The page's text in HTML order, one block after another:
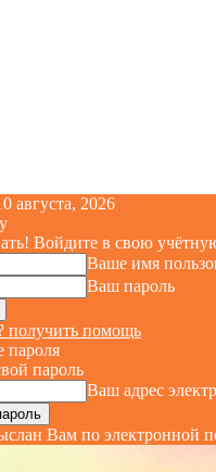
августа, 2026
Войдите в свою
Ваше имя
Ваш пароль
получить помощь
пароля
пароль
Ваш адрес
Вам по электронной